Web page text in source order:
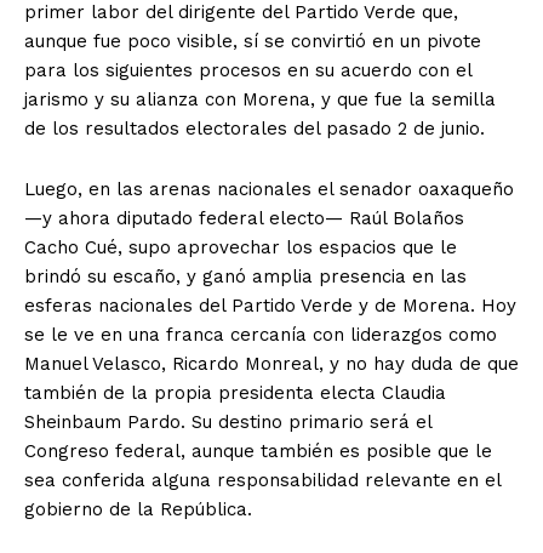
primer labor del dirigente del Partido Verde que,
aunque fue poco visible, sí se convirtió en un pivote
para los siguientes procesos en su acuerdo con el
jarismo y su alianza con Morena, y que fue la semilla
de los resultados electorales del pasado 2 de junio.
Luego, en las arenas nacionales el senador oaxaqueño
—y ahora diputado federal electo— Raúl Bolaños
Cacho Cué, supo aprovechar los espacios que le
brindó su escaño, y ganó amplia presencia en las
esferas nacionales del Partido Verde y de Morena. Hoy
se le ve en una franca cercanía con liderazgos como
Manuel Velasco, Ricardo Monreal, y no hay duda de que
también de la propia presidenta electa Claudia
Sheinbaum Pardo. Su destino primario será el
Congreso federal, aunque también es posible que le
sea conferida alguna responsabilidad relevante en el
gobierno de la República.